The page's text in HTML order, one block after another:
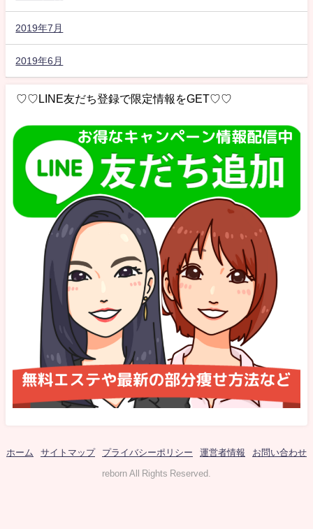
2019年7月
2019年6月
♡♡LINE友だち登録で限定情報をGET♡♡
ホーム サイトマップ プライバシーポリシー 運営者情報 お問い合わせ
reborn All Rights Reserved.